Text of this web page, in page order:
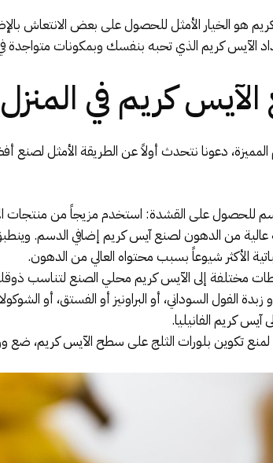
هو الخيار الأمثل للحصول على بعض الانتعاش
الآيس كريم الذي تحبه بنفسك وبمكونات متواجدة
دعونا نتحدث أولاً عن الطريقة الأمثل لصنع
للحصول على القشدة: استخدم مزيجاً من منتجات
من الدهون لصنع آيس كريم إضافي الدسم.
الأكثر شيوعاً بسبب محتواه العالي من الدهون.
مختلفة إلى الآيس كريم محلي الصنع لتناسب
الفول السوداني، أو البراونيز أو الفستق، أو
كريم الفانيليا.